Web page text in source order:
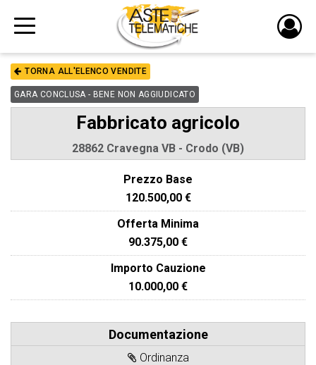
TORNA ALL'ELENCO VENDITE
GARA CONCLUSA - BENE NON AGGIUDICATO
Fabbricato agricolo
28862 Cravegna VB - Crodo (VB)
Prezzo Base
120.500,00 €
Offerta Minima
90.375,00 €
Importo Cauzione
10.000,00 €
Documentazione
Ordinanza